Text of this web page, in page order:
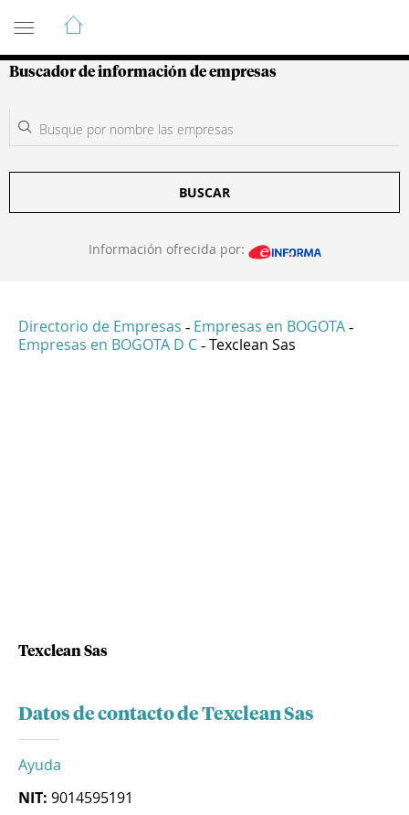
Guía de Empresas Colombianas
Buscador de información de empresas
BUSCAR
Información ofrecida por:
Directorio de Empresas - Empresas en BOGOTA -
Empresas en BOGOTA D C - Texclean Sas
Texclean Sas
Datos de contacto de Texclean Sas
Ayuda
NIT: 9014595191